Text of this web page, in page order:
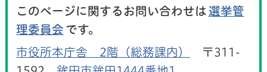
このページに関するお問い合わせは 選挙管
理委員会 です。
市役所本庁舎 2階（総務課内）
〒311-